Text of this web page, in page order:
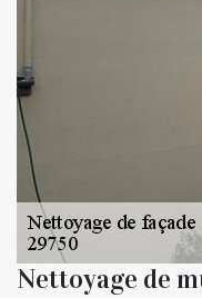
Nettoyage de